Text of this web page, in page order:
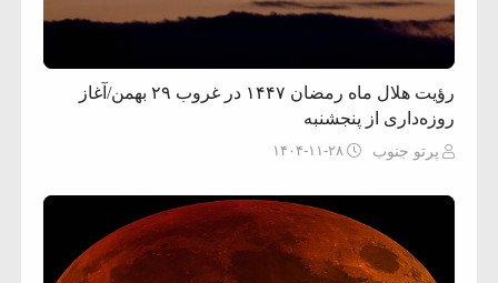
رؤیت هلال ماه رمضان ۱۴۴۷ در غروب ۲۹ بهمن/آغاز
روزه‌داری از پنجشنبه
پرتو جنوب ۱۴۰۴-۱۱-۲۸